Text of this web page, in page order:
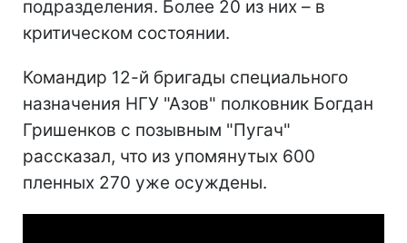
подразделения. Более 20 из них – в
критическом состоянии.
Командир 12-й бригады специального
назначения НГУ "Азов" полковник Богдан
Гришенков с позывным "Пугач"
рассказал, что из упомянутых 600
пленных 270 уже осуждены.